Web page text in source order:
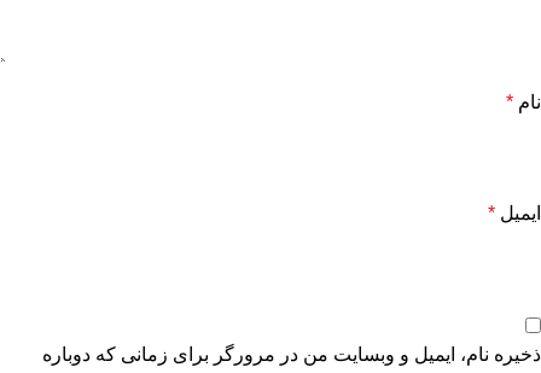
نام *
ایمیل *
ذخیره نام، ایمیل و وبسایت من در مرورگر برای زمانی که دوباره